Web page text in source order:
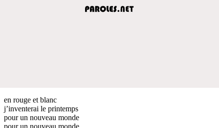
en rouge et blanc
j’inventerai le printemps
pour un nouveau monde
pour un nouveau monde